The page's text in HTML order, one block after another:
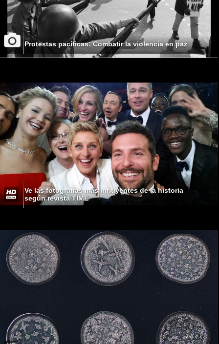
Protestas pacíficas: Combatir la violencia en paz
Ve las fotografías más influyentes de la historia
según revista TIME